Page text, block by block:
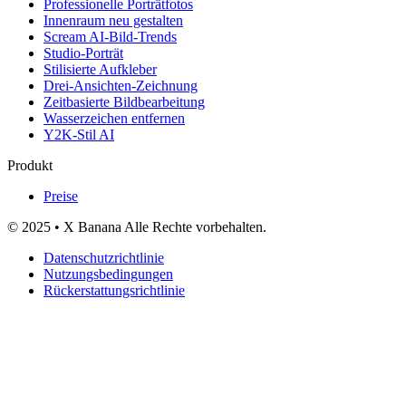
Professionelle Porträtfotos
Innenraum neu gestalten
Scream AI-Bild-Trends
Studio-Porträt
Stilisierte Aufkleber
Drei-Ansichten-Zeichnung
Zeitbasierte Bildbearbeitung
Wasserzeichen entfernen
Y2K-Stil AI
Produkt
Preise
© 2025 • X Banana Alle Rechte vorbehalten.
Datenschutzrichtlinie
Nutzungsbedingungen
Rückerstattungsrichtlinie